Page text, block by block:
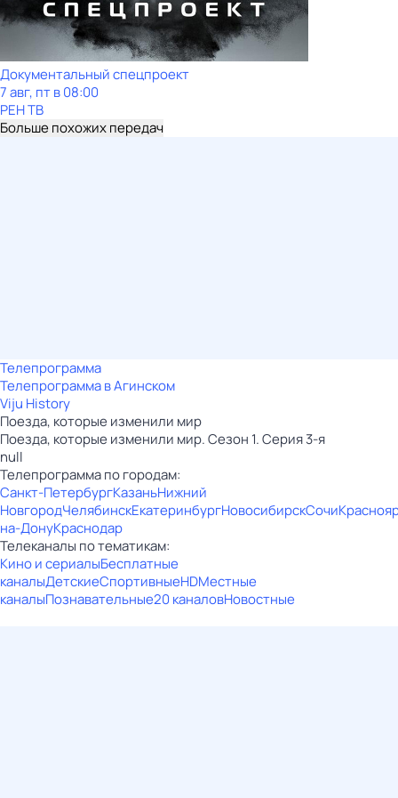
Документальный спецпроект
7 авг, пт в 08:00
РЕН ТВ
Больше похожих передач
Телепрограмма
Телепрограмма в Агинском
Viju History
Поезда, которые изменили мир
Поезда, которые изменили мир. Сезон 1. Серия 3-я
null
Телепрограмма по городам:
Санкт-ПетербургКазаньНижний
НовгородЧелябинскЕкатеринбургНовосибирскСочи
на-ДонуКраснодар
Телеканалы по тематикам:
Кино и сериалыБесплатные
каналыДетскиеСпортивныеHDМестные
каналыПознавательные20 каналовНовостные